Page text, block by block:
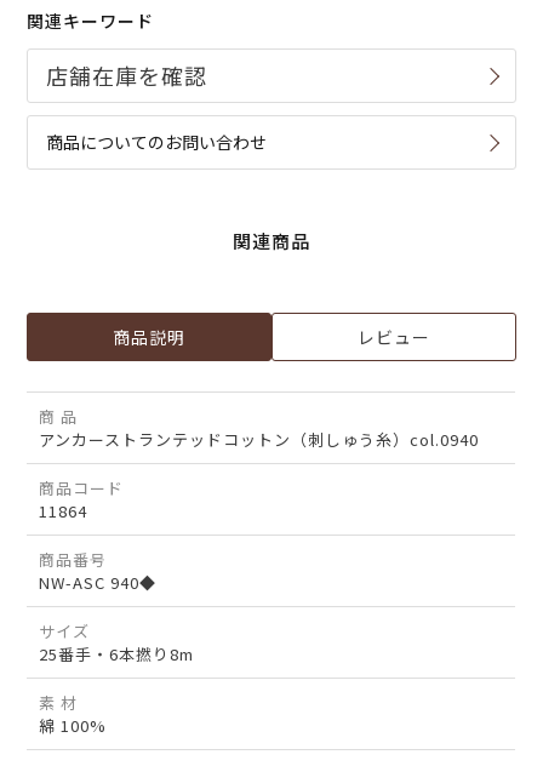
関連キーワード
商品についてのお問い合わせ
関連商品
商品説明 レビュー
商 品
アンカーストランテッドコットン（刺しゅう糸）col.0940
商品コード
11864
商品番号
NW-ASC 940◆
サイズ
25番手・6本撚り8m
素 材
綿 100%